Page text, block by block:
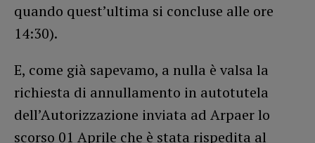
quando quest’ultima si concluse alle ore
14:30).
E, come già sapevamo, a nulla è valsa la
richiesta di annullamento in autotutela
dell’Autorizzazione inviata ad Arpaer lo
scorso 01 Aprile che è stata rispedita al